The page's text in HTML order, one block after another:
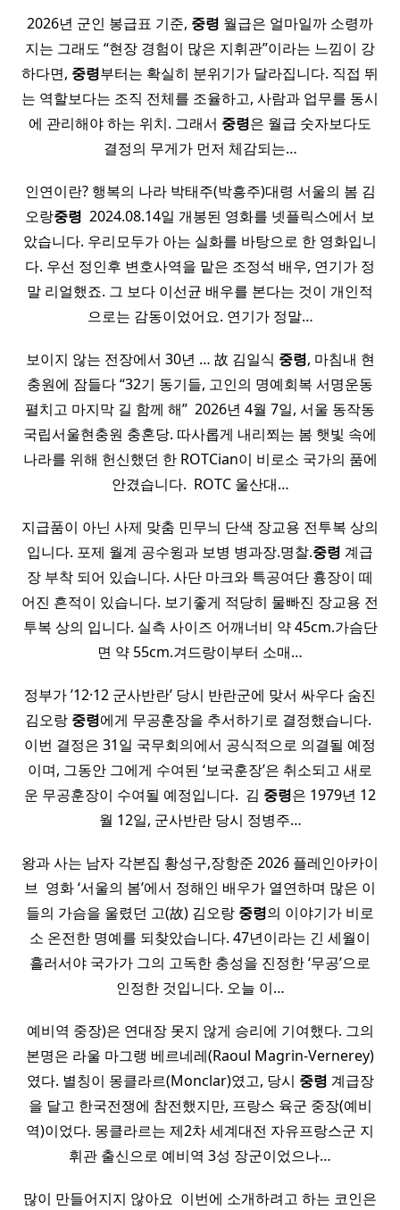
2026년 군인 봉급표 기준, 중령 월급은 얼마일까 소령까
지는 그래도 “현장 경험이 많은 지휘관”이라는 느낌이 강
하다면, 중령부터는 확실히 분위기가 달라집니다. 직접 뛰
는 역할보다는 조직 전체를 조율하고, 사람과 업무를 동시
에 관리해야 하는 위치. 그래서 중령은 월급 숫자보다도
결정의 무게가 먼저 체감되는…
인연이란? 행복의 나라 박태주(박흥주)대령 서울의 봄 김
오랑중령 ​ 2024.08.14일 개봉된 영화를 넷플릭스에서 보
았습니다. 우리모두가 아는 실화를 바탕으로 한 영화입니
다. 우선 정인후 변호사역을 맡은 조정석 배우, 연기가 정
말 리얼했죠. 그 보다 이선균 배우를 본다는 것이 개인적
으로는 감동이었어요. 연기가 정말…
보이지 않는 전장에서 30년 … 故 김일식 중령, 마침내 현
충원에 잠들다 “32기 동기들, 고인의 명예회복 서명운동
펼치고 마지막 길 함께 해” ​ 2026년 4월 7일, 서울 동작동
국립서울현충원 충혼당. 따사롭게 내리쬐는 봄 햇빛 속에
나라를 위해 헌신했던 한 ROTCian이 비로소 국가의 품에
안겼습니다. ​ ROTC 울산대…
지급품이 아닌 사제 맞춤 민무늬 단색 장교용 전투복 상의
입니다. 포제 월계 공수윙과 보병 병과장.명찰.중령 계급
장 부착 되어 있습니다. 사단 마크와 특공여단 흉장이 떼
어진 흔적이 있습니다. 보기좋게 적당히 물빠진 장교용 전
투복 상의 입니다. 실측 사이즈 어깨너비 약 45cm.가슴단
면 약 55cm.겨드랑이부터 소매…
정부가 ’12·12 군사반란’ 당시 반란군에 맞서 싸우다 숨진
김오랑 중령에게 무공훈장을 추서하기로 결정했습니다. ​
이번 결정은 31일 국무회의에서 공식적으로 의결될 예정
이며, 그동안 그에게 수여된 ‘보국훈장’은 취소되고 새로
운 무공훈장이 수여될 예정입니다. ​ 김 중령은 1979년 12
월 12일, 군사반란 당시 정병주…
왕과 사는 남자 각본집 황성구,장항준 2026 플레인아카이
브 ​ 영화 ‘서울의 봄’에서 정해인 배우가 열연하며 많은 이
들의 가슴을 울렸던 고(故) 김오랑 중령의 이야기가 비로
소 온전한 명예를 되찾았습니다. 47년이라는 긴 세월이
흘러서야 국가가 그의 고독한 충성을 진정한 ‘무공’으로
인정한 것입니다. 오늘 이…
예비역 중장)은 연대장 못지 않게 승리에 기여했다. 그의
본명은 라울 마그랭 베르네레(Raoul Magrin-Vernerey)
였다. 별칭이 몽클라르(Monclar)였고, 당시 중령 계급장
을 달고 한국전쟁에 참전했지만, 프랑스 육군 중장(예비
역)이었다. 몽클라르는 제2차 세계대전 자유프랑스군 지
휘관 출신으로 예비역 3성 장군이었으나…
많이 만들어지지 않아요 ​ 이번에 소개하려고 하는 코인은